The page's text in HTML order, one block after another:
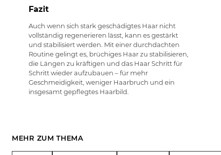
Fazit
Auch wenn sich stark geschädigtes Haar nicht
vollständig regenerieren lässt, kann es gestärkt
und stabilisiert werden. Mit einer durchdachten
Routine gelingt es, brüchiges Haar zu stabilisieren,
die Längen zu kräftigen und das Haar Schritt für
Schritt wieder aufzubauen – für mehr
Geschmeidigkeit, weniger Haarbruch und ein
insgesamt gepflegtes Haarbild.
MEHR ZUM THEMA